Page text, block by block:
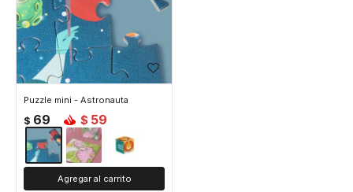
Puzzle mini - Astronauta
$ 69 $ 59